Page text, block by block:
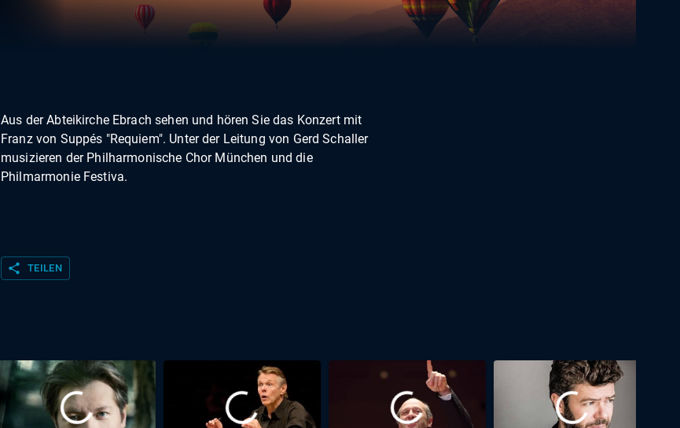
Aus der Abteikirche Ebrach sehen und hören Sie das Konzert mit
Franz von Suppés "Requiem". Unter der Leitung von Gerd Schaller
musizieren der Philharmonische Chor München und die
Philmarmonie Festiva.
share TEILEN